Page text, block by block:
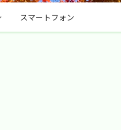
スマートフォン